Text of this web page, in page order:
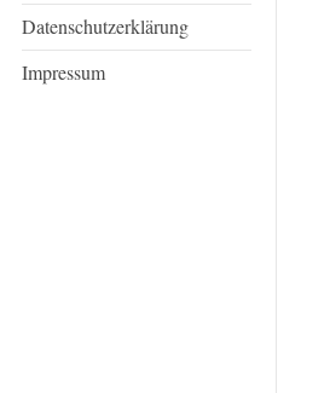
Datenschutzerklärung
Impressum